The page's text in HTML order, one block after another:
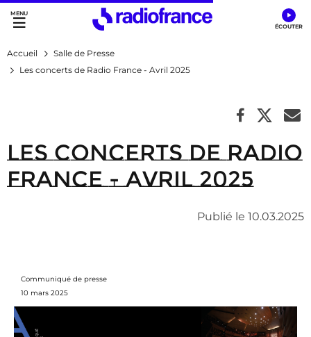
Accès direct :
Menu principal
Contenu
Accueil
Salle de Presse
Les concerts de Radio France - Avril 2025
Les concerts de Radio
France - Avril 2025
Publié le 10.03.2025
Communiqué de presse
10 mars 2025